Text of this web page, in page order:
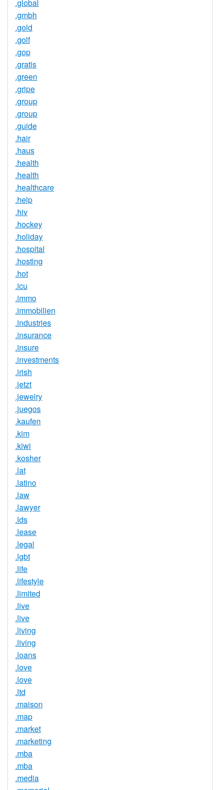
.global
.gmbh
.gold
.golf
.gop
.gratis
.green
.gripe
.group
.group
.guide
.hair
.haus
.health
.health
.healthcare
.help
.hiv
.hockey
.holiday
.hospital
.hosting
.hot
.icu
.immo
.immobilien
.industries
.insurance
.insure
.investments
.irish
.jetzt
.jewelry
.juegos
.kaufen
.kim
.kiwi
.kosher
.lat
.latino
.law
.lawyer
.lds
.lease
.legal
.lgbt
.life
.lifestyle
.limited
.live
.live
.living
.living
.loans
.love
.love
.ltd
.maison
.map
.market
.marketing
.mba
.mba
.media